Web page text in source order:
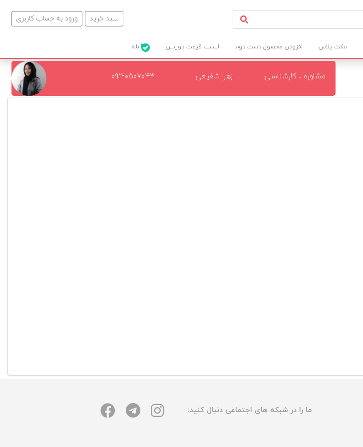
ورود به حساب کاربری سبد خرید
مکث پلاس افزودن محصول دست دوم لیست قیمت دوربین
مشاوره . کارشناسی زهرا شفیعی ۰۹۱۲۰۵۰۷۰۴۳
ما را در شبکه های اجتماعی دنبال کنید: